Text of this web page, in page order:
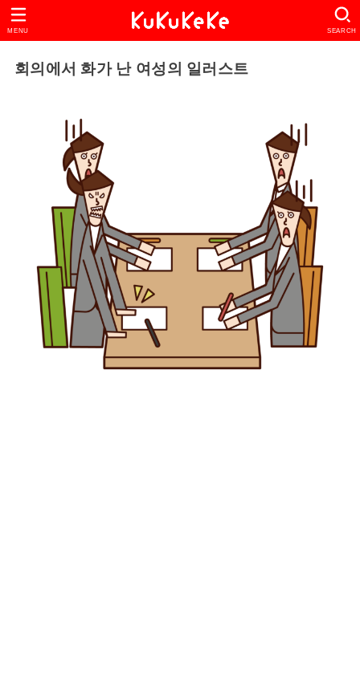
SEARCH
MENU
회의에서 화가 난 여성의 일러스트